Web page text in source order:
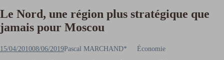
Le Nord, une région plus stratégique que
jamais pour Moscou
Posted
15/04/201008/06/2019Author
Pascal MARCHAND* Économie